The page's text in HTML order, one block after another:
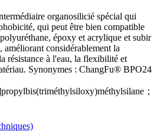
organosilicié spécial qui
qui peut être bien compatible
époxy et acrylique et subir
améliorant considérablement la
résistance à l'eau, la flexibilité et
Synonymes : ChangFu® BPO24
；